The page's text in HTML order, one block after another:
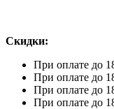
Скидки:
При оплате до
При оплате до
При оплате до
При оплате до